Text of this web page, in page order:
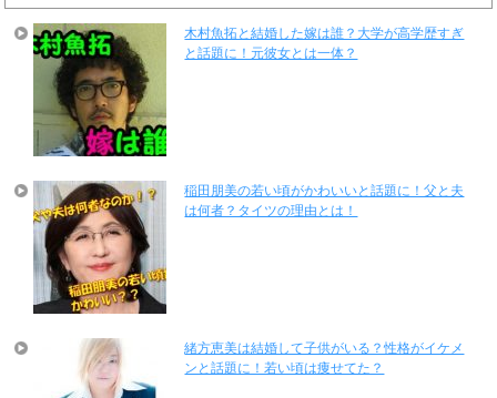
木村魚拓と結婚した嫁は誰？大学が高学歴すぎ
と話題に！元彼女とは一体？
稲田朋美の若い頃がかわいいと話題に！父と夫
は何者？タイツの理由とは！
緒方恵美は結婚して子供がいる？性格がイケメ
ンと話題に！若い頃は痩せてた？